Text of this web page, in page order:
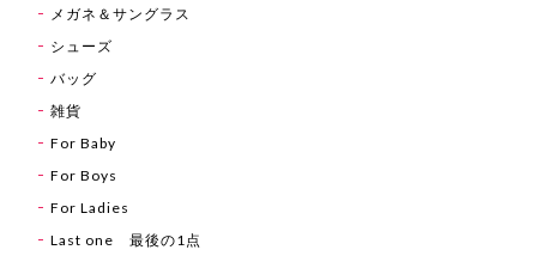
メガネ＆サングラス
シューズ
バッグ
雑貨
For Baby
For Boys
For Ladies
Last one 最後の1点